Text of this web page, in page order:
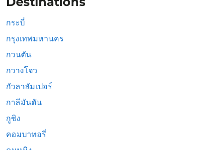
กระบี่
กรุงเทพมหานคร
กวนตัน
กวางโจว
กัวลาลัมเปอร์
กาลีมันตัน
กูชิง
คอมบาทอรี่